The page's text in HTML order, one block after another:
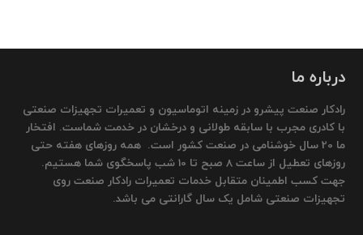
درباره ما
رادکار صنعت پیشرو در زمینه اتوماسیون و تعمیرات تجهیزات صنعتی
با کادری مجرب با سابقه طولانی و درخشان در خدمت شماست. افتخار
ما 20 سال خوشنامی در صنعت کشور است. همه روزهای هفته حتی
روزهای تعطیل از ساعت 8 صبح تا 10 شب پاسخگوی شما هستیم.
جهت کسب اطمینان متقابل خدمات تعمیرات رادکار صنعت روی
تجهیزات صنعتی شامل یک سال گارانتی می باشد.